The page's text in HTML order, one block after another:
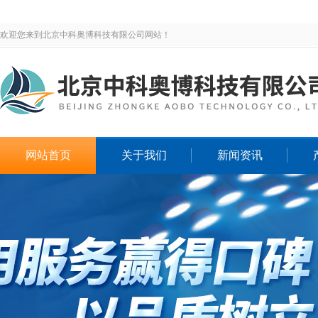
欢迎您来到北京中科奥博科技有限公司网站！
网站首页 关于我们 新闻资讯